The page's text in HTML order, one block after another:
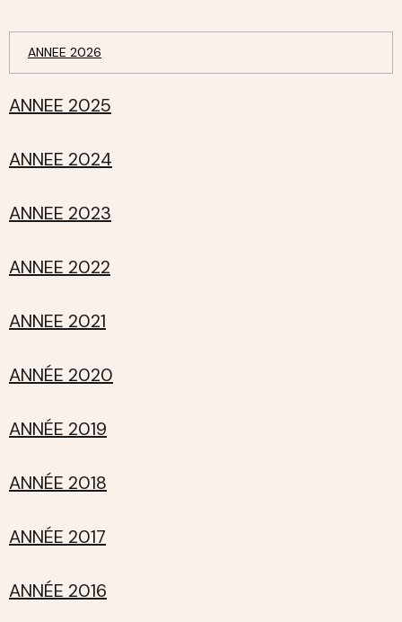
ANNEE 2026
ANNEE 2025
ANNEE 2024
ANNEE 2023
ANNEE 2022
ANNEE 2021
ANNÉE 2020
ANNÉE 2019
ANNÉE 2018
ANNÉE 2017
ANNÉE 2016